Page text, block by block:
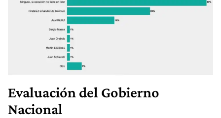
Evaluación del Gobierno
Nacional